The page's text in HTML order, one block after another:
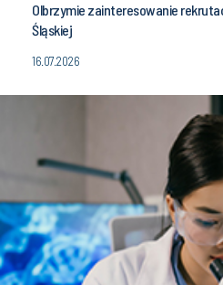
Olbrzymie zainteresowanie
Śląskiej
16.07.2026